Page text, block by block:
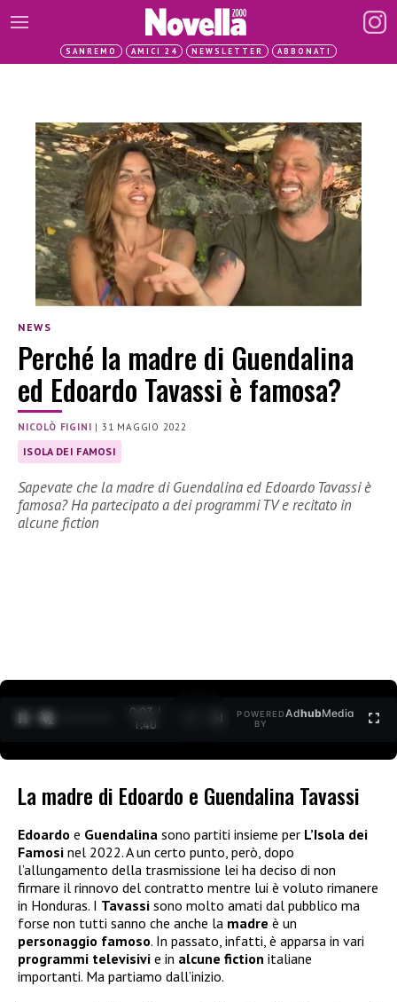
SANREMO AMICI 24 NEWSLETTER ABBONATI
NEWS
Perché la madre di Guendalina
ed Edoardo Tavassi è famosa?
NICOLÒ FIGINI | 31 MAGGIO 2022
ISOLA DEI FAMOSI
Sapevate che la madre di Guendalina ed Edoardo Tavassi è
famosa? Ha partecipato a dei programmi TV e recitato in
alcune fiction
0:04 /
1:40
POWERED
BY
AdhubMedia
La madre di Edoardo e Guendalina Tavassi
Edoardo e Guendalina sono partiti insieme per L’Isola dei
Famosi nel 2022. A un certo punto, però, dopo
l’allungamento della trasmissione lei ha deciso di non
firmare il rinnovo del contratto mentre lui è voluto rimanere
in Honduras. I Tavassi sono molto amati dal pubblico ma
forse non tutti sanno che anche la madre è un
personaggio famoso. In passato, infatti, è apparsa in vari
programmi televisivi e in alcune fiction italiane
importanti. Ma partiamo dall’inizio.